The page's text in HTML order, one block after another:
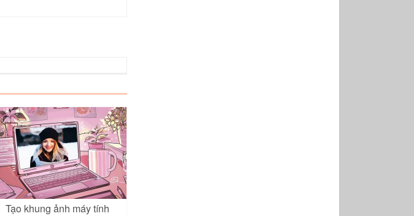
Tạo khung ảnh máy tính